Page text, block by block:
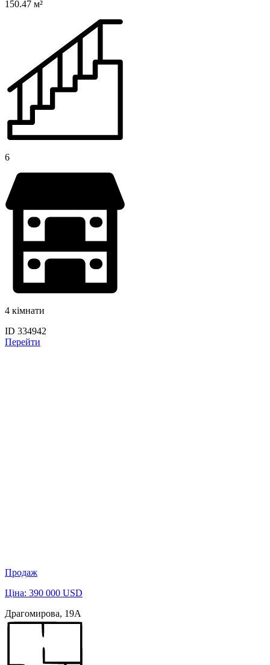
150.47 м²
6
4 кімнати
ID 334942
Перейти
Продаж
Ціна: 390 000 USD
Драгомирова, 19А